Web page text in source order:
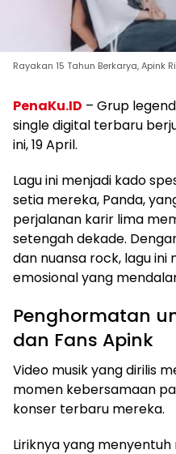
Rayakan 15 Tahun Berkarya, Apink
PenaKu.ID – Grup
single digital terbaru
ini, 19 April.
Lagu ini menjadi kado
setia mereka, Panda,
perjalanan karir lima
setengah dekade.
dan nuansa rock, lagu ini
emosional yang
Penghormatan
dan Fans Apink
Video musik yang dirilis
momen kebersamaan
konser terbaru mereka.
Liriknya yang